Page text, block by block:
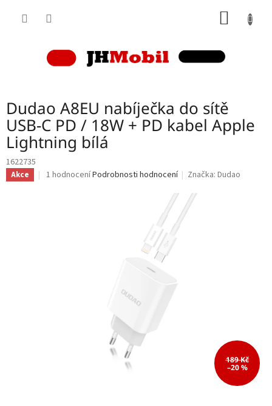
Dudao A8EU nabíječka do sítě
USB-C PD / 18W + PD kabel Apple
Lightning bílá
1622735
Akce
Průměrné
1 hodnoceníPodrobnosti hodnocení Značka:Dudao
189 Kč
–20 %